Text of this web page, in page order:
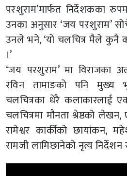
परशुराम’मार्फत निर्देशकका
उनका अनुसार ‘जय परशुराम’
उनले भने, ‘यो चलचित्र मैले कुनै
।’
‘जय परशुराम’ मा विराजका
रविन तामाङको पनि मुख्य
चलचित्रका धेरै कलाकारलाई
चलचित्रमा मौनता श्रेष्ठको
रामेश्वर कार्कीको छायांकन,
रामजी लामिछानेको नृत्य